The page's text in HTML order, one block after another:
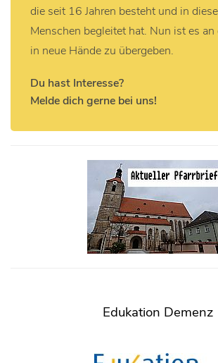
die seit 16 Jahren besteht und in
Menschen begleitet hat. Nun ist es an
in neue Hände zu übergeben.
Du hast Interesse?
Melde dich gerne bei uns!
Edukation Demenz